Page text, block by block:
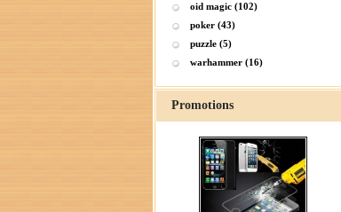
oid magic (102)
poker (43)
puzzle (5)
warhammer (16)
Promotions